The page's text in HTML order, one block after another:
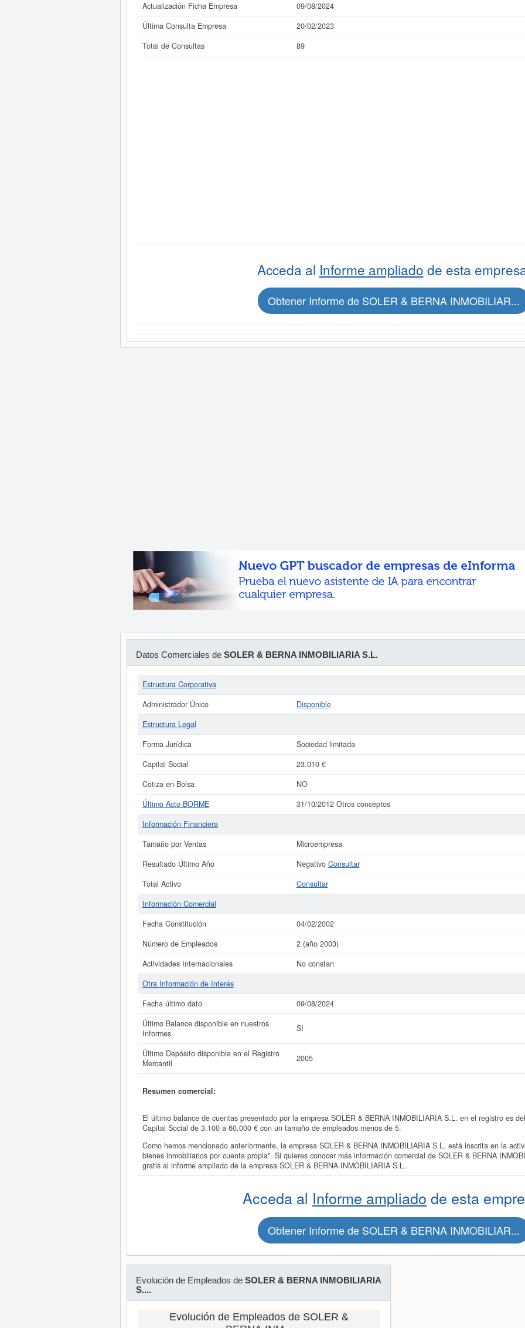
Actualización Ficha Empresa
09/08/2024
Última Consulta Empresa
20/02/2023
Total de Consultas
89
Acceda al Informe ampliado de esta
Obtener Informe de SOLER & BERNA INMOBILIAR...
Datos Comerciales de SOLER & BERNA INMOBILIARIA S.L.
Estructura Corporativa
Administrador Único
Disponible
Estructura Legal
Forma Jurídica
Sociedad limitada
Capital Social
23.010 €
Cotiza en Bolsa
NO
Último Acto BORME
31/10/2012 Otros conceptos
Información Financiera
Tamaño por Ventas
Microempresa
Resultado Último Año
Negativo Consultar
Total Activo
Consultar
Información Comercial
Fecha Constitución
04/02/2002
Número de Empleados
2 (año 2003)
Actividades Internacionales
No constan
Otra Información de Interés
Fecha último dato
09/08/2024
Último Balance disponible en nuestros
Informes
SI
Último Depósito disponible en el Registro
Mercantil
2005
Resumen comercial:
El último balance de cuentas presentado por la empresa SOLER & BERNA INMOBILIARIA S.L. en el registro es
Capital Social de 3.100 a 60.000 € con un tamaño de empleados menos de 5.
Como hemos mencionado anteriormente, la empresa SOLER & BERNA INMOBILIARIA S.L. está inscrita en la
bienes inmobiliarios por cuenta propia". Si quieres conocer más información comercial de SOLER & BERNA
gratis al informe ampliado de la empresa SOLER & BERNA INMOBILIARIA S.L..
Acceda al Informe ampliado de esta
Obtener Informe de SOLER & BERNA INMOBILIAR...
Evolución de Empleados de SOLER & BERNA INMOBILIARIA
S....
Evolución de Empleados de SOLER &